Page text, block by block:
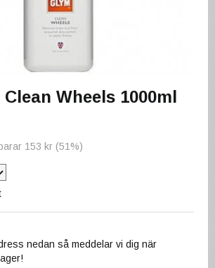
Wheels 1000ml
153 kr (51%)
nedan så meddelar vi dig när